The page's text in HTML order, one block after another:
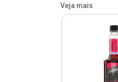
Veja mais